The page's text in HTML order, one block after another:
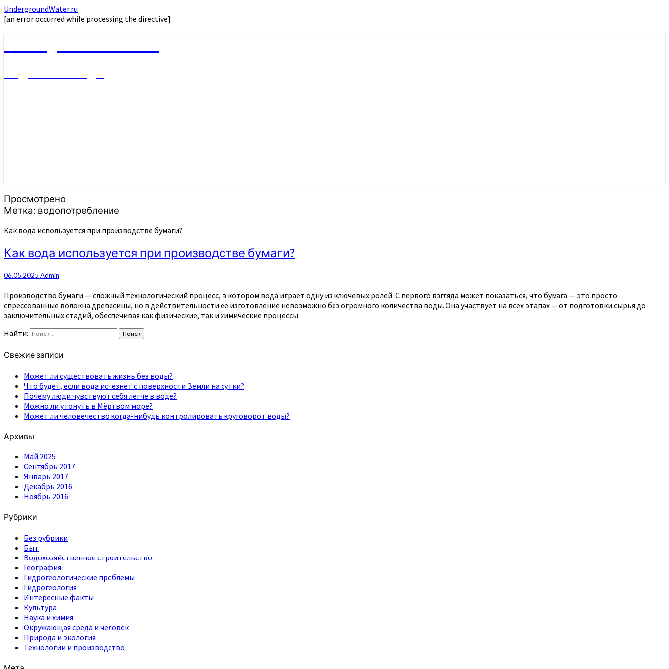
UndergroundWater.ru
[an error occurred while processing the directive]
Просмотрено
Метка: водопотребление
Как вода используется при производстве бумаги?
Как вода используется при производстве бумаги?
06.05.2025 Admin
Производство бумаги — сложный технологический процесс, в котором вода играет одну из ключевых ролей. С первого взгляда может показаться, что бумага — это просто
спрессованные волокна древесины, но в действительности ее изготовление невозможно без огромного количества воды. Она участвует на всех этапах — от подготовки сырья до
заключительных стадий, обеспечивая как физические, так и химические процессы.
Найти:
Поиск
Свежие записи
Может ли существовать жизнь без воды?
Что будет, если вода исчезнет с поверхности Земли на сутки?
Почему люди чувствуют себя легче в воде?
Можно ли утонуть в Мёртвом море?
Может ли человечество когда-нибудь контролировать круговорот воды?
Архивы
Май 2025
Сентябрь 2017
Январь 2017
Декабрь 2016
Ноябрь 2016
Рубрики
Без рубрики
Быт
Водохозяйственное строительство
География
Гидрогеологические проблемы
Гидрогеология
Интересные факты
Культура
Наука и химия
Окружающая среда и человек
Природа и экология
Технологии и производство